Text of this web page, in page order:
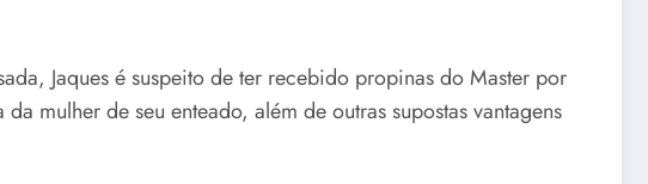
Jaques é suspeito de ter recebido propinas do Master por
mulher de seu enteado, além de outras supostas vantagens